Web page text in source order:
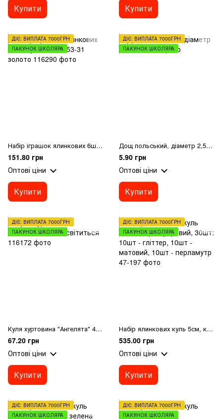
Купити Купити
ДІЄ: ВИПЛАТА 7000ГРН
ПАКУНОК ШКОЛЯРА
Набір іграшок ялинкових 6шт "Кулі" 7см 7653-31 золото
151.80 грн
Оптові ціни
Купити
ДІЄ: ВИПЛАТА 7000ГРН
ПАКУНОК ШКОЛЯРА
Дощ польський, діаметр 2,5 см
5.90 грн
Оптові ціни
Купити
ДІЄ: ВИПЛАТА 7000ГРН
ПАКУНОК ШКОЛЯРА
Куля хуртовина "Ангелята" 45мм світиться
67.20 грн
Оптові ціни
Купити
ДІЄ: ВИПЛАТА 7000ГРН
ПАКУНОК ШКОЛЯРА
Набір ялинкових куль 5см, колір - пудровий, 30шт: 10шт - гліттер, 10шт - матовий, 10шт - перламутр
535.00 грн
Оптові ціни
Купити
ДІЄ: ВИПЛАТА 7000ГРН
ПАКУНОК ШКОЛЯРА
ДІЄ: ВИПЛАТА 7000ГРН
ПАКУНОК ШКОЛЯРА